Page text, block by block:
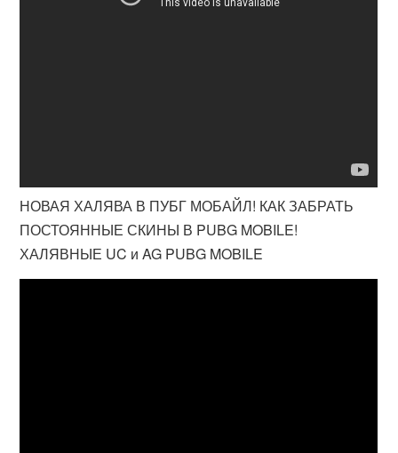
НОВАЯ ХАЛЯВА В ПУБГ МОБАЙЛ! КАК ЗАБРАТЬ
ПОСТОЯННЫЕ СКИНЫ В PUBG MOBILE!
ХАЛЯВНЫЕ UC и AG PUBG MOBILE